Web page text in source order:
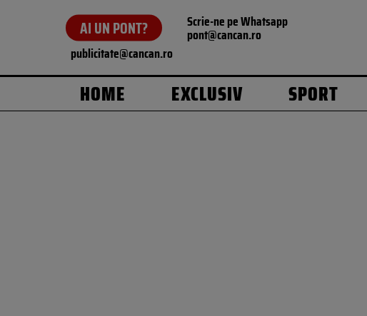
AI UN PONT? Scrie-ne pe Whatsapp
pont@cancan.ro
publicitate@cancan.ro
HOME EXCLUSIV SPORT